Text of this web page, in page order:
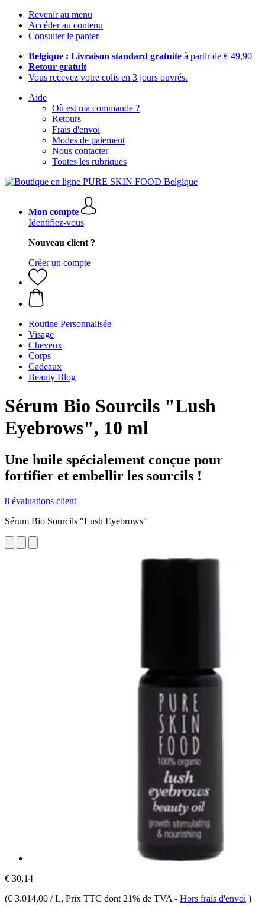
Revenir au menu
Accéder au contenu
Consulter le panier
Belgique : Livraison standard gratuite à partir de € 49,90
Retour gratuit
Vous recevez votre colis en 3 jours ouvrés.
Aide
Où est ma commande ?
Retours
Frais d'envoi
Modes de paiement
Nous contacter
Toutes les rubriques
Mon compte
Identifiez-vous
Nouveau client ?
Créer un compte
Routine Personnalisée
Visage
Cheveux
Corps
Cadeaux
Beauty Blog
Sérum Bio Sourcils "Lush
Eyebrows", 10 ml
Une huile spécialement conçue pour
fortifier et embellir les sourcils !
8 évaluations client
Sérum Bio Sourcils "Lush Eyebrows"
€ 30,14
(€ 3.014,00 / L, Prix TTC dont 21% de TVA - Hors frais d'envoi )